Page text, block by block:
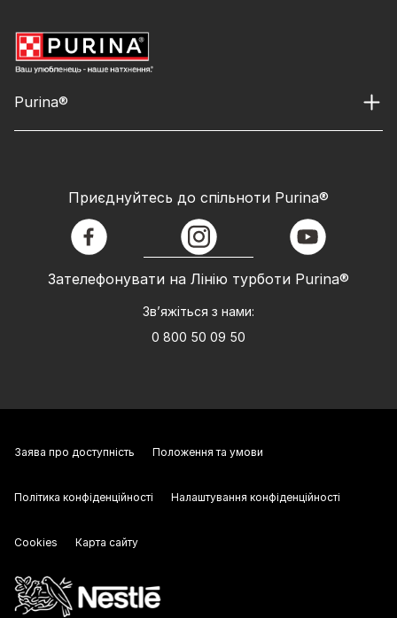
Purina®
Зателефонувати на Лінію турботи Purina®
Зв’яжіться з нами:
0 800 50 09 50
Приєднуйтесь до спільноти Purina®
facebook instagram youtube
Заява про доступність Положення та умови
Політика конфіденційності Налаштування конфіденційності
Cookies Карта сайту